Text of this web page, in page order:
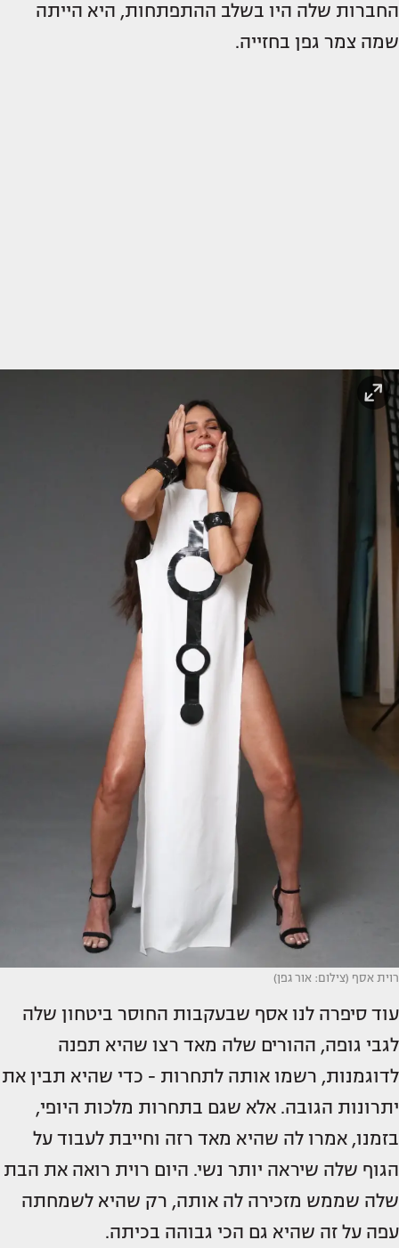
החברות שלה היו בשלב ההתפתחות, היא הייתה
שמה צמר גפן בחזייה.
רוית אסף (צילום: אור גפן)
עוד סיפרה לנו אסף שבעקבות החוסר ביטחון שלה
לגבי גופה, ההורים שלה מאד רצו שהיא תפנה
לדוגמנות, רשמו אותה לתחרות - כדי שהיא תבין את
יתרונות הגובה. אלא שגם בתחרות מלכות היופי,
בזמנו, אמרו לה שהיא מאד רזה וחייבת לעבוד על
הגוף שלה שיראה יותר נשי. היום רוית רואה את הבת
שלה שממש מזכירה לה אותה, רק שהיא לשמחתה
עפה על זה שהיא גם הכי גבוהה בכיתה.